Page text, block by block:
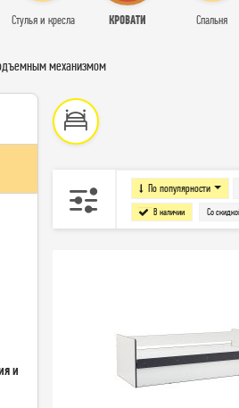
Стулья и кресла КРОВАТИ Спальня
механизмом
и
По популярности
В наличии Со